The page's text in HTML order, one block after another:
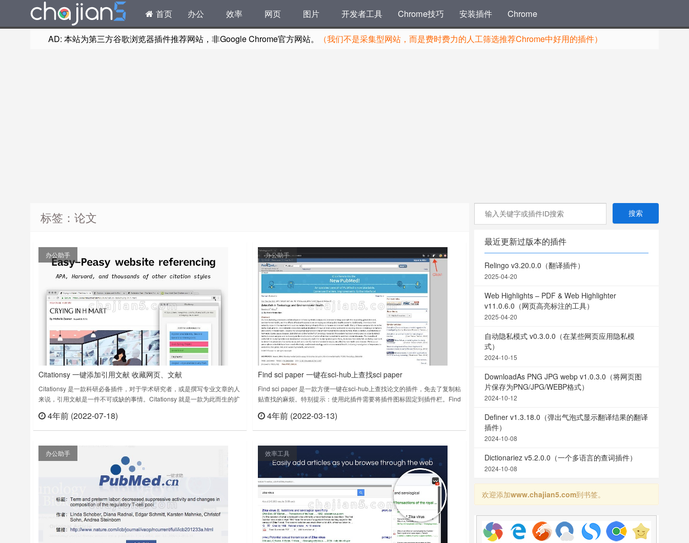
首页 办公 效率 网页 图片 开发者工具 Chrome技巧 安装插件 Chrome
AD: 本站为第三方谷歌浏览器插件推荐网站，非Google Chrome官方网站。 （我们不是采集型网站，而是费时费力的人工筛选推荐Chrome中好用的插件）
标签：论文
办公助手
Citationsy 一键添加引用文献 收藏网页、文献
Citationsy 是一款科研必备插件，对于学术研究者，或是撰写专业文章的人
来说，引用文献是一件不可或缺的事情。Citationsy 就是一款为此而生的扩
在收藏时，Citationsy 会自动为你分析文章标题、作者等信息，你也可以在
确认页面为其手动添加发表时间一类的详细内容。相比于……
4年前 (2022-07-18)
办公助手
Find sci paper 一键在sci-hub上查找sci paper
Find sci paper 是一款方便一键在sci-hub上查找论文的插件，免去了复制粘
贴查找的麻烦。特别提示：使用此插件需要将插件图标固定到插件栏。Find
4年前 (2022-03-13)
办公助手 效率工具
最近更新过版本的插件
Relingo v3.20.0.0（翻译插件）
2025-04-20
Web Highlights – PDF & Web Highlighter
v11.0.6.0（网页高亮标注的工具）
2025-04-20
自动隐私模式 v0.3.0.0（在某些网页应用隐私模
式）
2024-10-15
DownloadAs PNG JPG webp v1.0.3.0（将网页图
片保存为PNG/JPG/WEBP格式）
2024-10-12
Definer v1.3.18.0（弹出气泡式显示翻译结果的翻译
插件）
2024-10-08
Dictionariez v5.2.0.0（一个多语言的查词插件）
2024-10-08
欢迎添加www.chajian5.com到书签。